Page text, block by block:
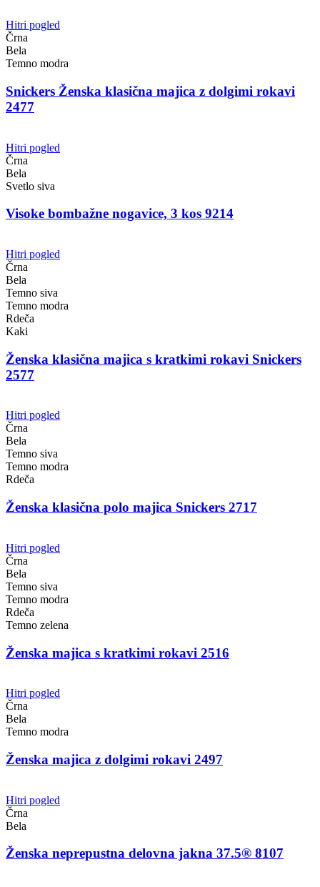
Hitri pogled
Črna
Bela
Temno modra
Snickers Ženska klasična majica z dolgimi rokavi
2477
Hitri pogled
Črna
Bela
Svetlo siva
Visoke bombažne nogavice, 3 kos 9214
Hitri pogled
Črna
Bela
Temno siva
Temno modra
Rdeča
Kaki
Ženska klasična majica s kratkimi rokavi Snickers
2577
Hitri pogled
Črna
Bela
Temno siva
Temno modra
Rdeča
Ženska klasična polo majica Snickers 2717
Hitri pogled
Črna
Bela
Temno siva
Temno modra
Rdeča
Temno zelena
Ženska majica s kratkimi rokavi 2516
Hitri pogled
Črna
Bela
Temno modra
Ženska majica z dolgimi rokavi 2497
Hitri pogled
Črna
Bela
Ženska neprepustna delovna jakna 37.5® 8107